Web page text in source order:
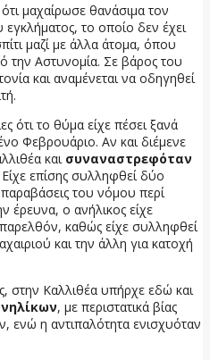
μαχαίρωσε θανάσιμα τον
το οποίο δεν έχει
μαζί με άλλα άτομα, όπου
την Αστυνομία. Σε βάρος του
και αναμένεται να οδηγηθεί
ότι το θύμα είχε πέσει ξανά
Φεβρουάριο. Αν και διέμενε
και συναναστρεφόταν
Είχε επίσης συλληφθεί δύο
του νόμου περί
ο ανήλικος είχε
καθώς είχε συλληφθεί
και την άλλη για κατοχή
στην Καλλιθέα υπήρχε εδώ και
, με περιστατικά βίας
ενώ η αντιπαλότητα ενισχυόταν